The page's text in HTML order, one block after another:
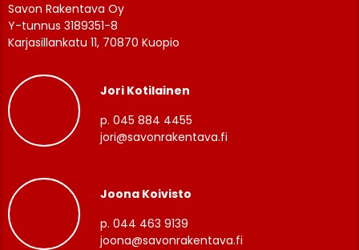
Savon Rakentava Oy
Y-tunnus 3189351-8
Karjasillankatu 11, 70870 Kuopio
Jori Kotilainen
p. 045 884 4455
jori@savonrakentava.fi
Joona Koivisto
p. 044 463 9139
joona@savonrakentava.fi